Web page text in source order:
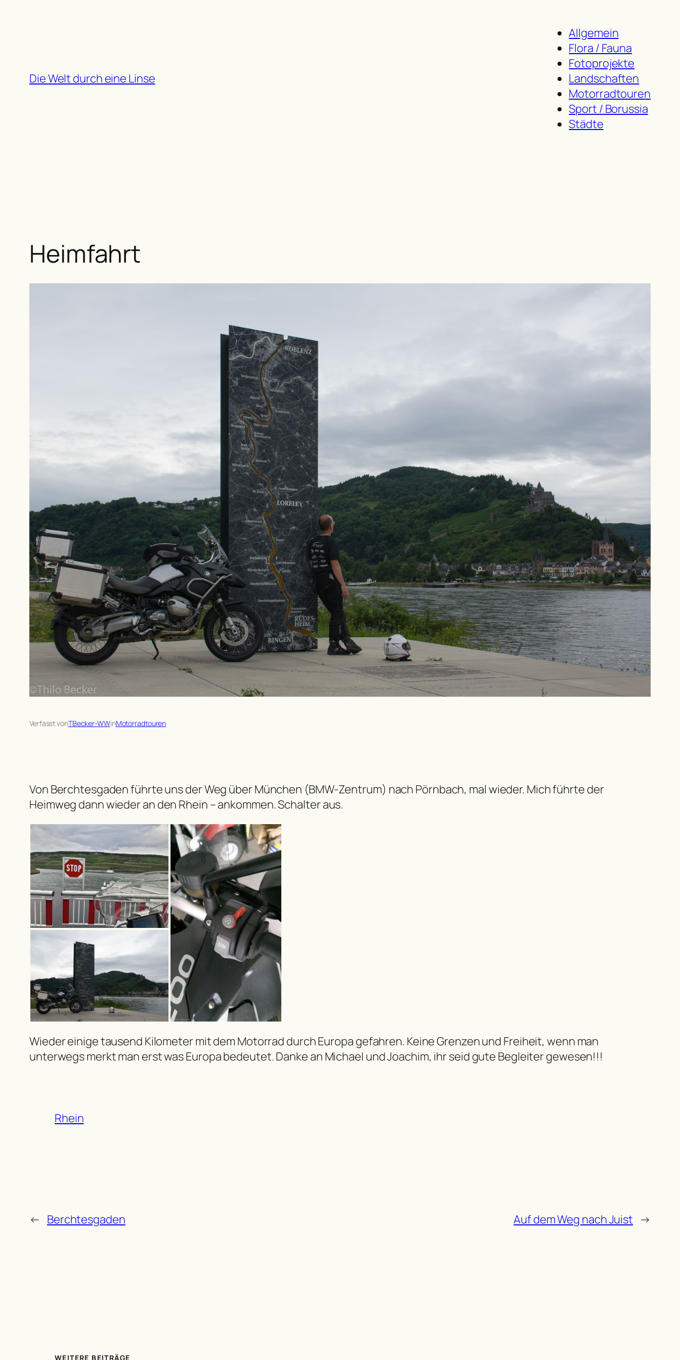
Die Welt durch eine Linse
Allgemein
Flora / Fauna
Fotoprojekte
Landschaften
Motorradtouren
Sport / Borussia
Städte
Heimfahrt
Verfasst vonTBecker-WWinMotorradtouren
Von Berchtesgaden führte uns der Weg über München (BMW-Zentrum) nach Pörnbach, mal wieder. Mich führte der
Heimweg dann wieder an den Rhein – ankommen. Schalter aus.
Wieder einige tausend Kilometer mit dem Motorrad durch Europa gefahren. Keine Grenzen und Freiheit, wenn man
unterwegs merkt man erst was Europa bedeutet. Danke an Michael und Joachim, ihr seid gute Begleiter gewesen!!!
Rhein
← Berchtesgaden Auf dem Weg nach Juist →
WEITERE BEITRÄGE